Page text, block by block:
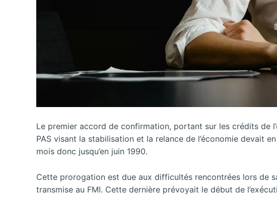
Le premier accord de confirmation, portant sur les crédits de
PAS visant la stabilisation et la relance de l’économie devait
mois donc jusqu’en juin 1990.
Cette prorogation est due aux difficultés rencontrées lors de
transmise au FMI. Cette dernière prévoyait le début de